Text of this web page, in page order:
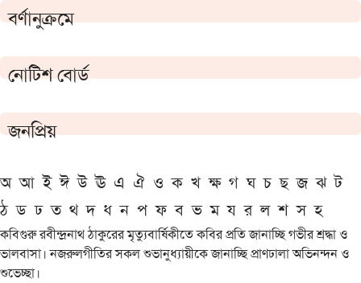
বর্ণানুক্রমে
নোটিশ বোর্ড
জনপ্রিয়
অ আ ই ঈ উ ঊ এ ঐ ও ক খ ক্ষ গ ঘ চ ছ জ ঝ ট
ঠ ড ঢ ত থ দ ধ ন প ফ ব ভ ম য র ল শ স হ
কবিগুরু রবীন্দ্রনাথ ঠাকুরের মৃত্যুবার্ষিকীতে কবির প্রতি জানাচ্ছি গভীর শ্রদ্ধা ও
ভালবাসা। নজরুলগীতির সকল শুভানুধ্যায়ীকে জানাচ্ছি প্রাণঢালা অভিনন্দন ও
শুভেচ্ছা।